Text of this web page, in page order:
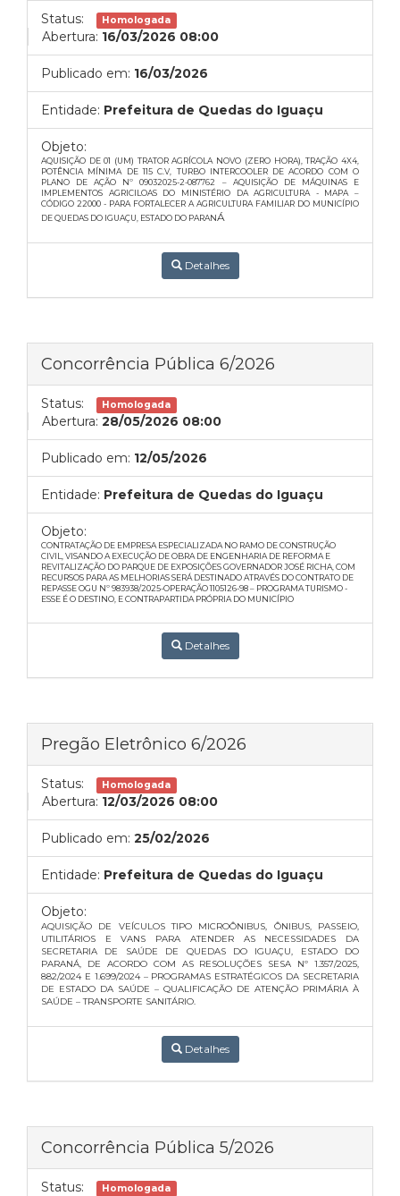
Status: Homologada
Abertura: 16/03/2026 08:00
Publicado em: 16/03/2026
Entidade: Prefeitura de Quedas do Iguaçu
Objeto:
AQUISIÇÃO DE 01 (UM) TRATOR AGRÍCOLA NOVO (ZERO HORA), TRAÇÃO 4X4,
POTÊNCIA MÍNIMA DE 115 C.V, TURBO INTERCOOLER DE ACORDO COM O
PLANO DE AÇÃO Nº 09032025-2-087762 – AQUISIÇÃO DE MÁQUINAS E
IMPLEMENTOS AGRICILOAS DO MINISTÉRIO DA AGRICULTURA - MAPA –
CÓDIGO 22000 - PARA FORTALECER A AGRICULTURA FAMILIAR DO MUNICÍPIO
DE QUEDAS DO IGUAÇU, ESTADO DO PARANÁ
Detalhes
Concorrência Pública 6/2026
Status: Homologada
Abertura: 28/05/2026 08:00
Publicado em: 12/05/2026
Entidade: Prefeitura de Quedas do Iguaçu
Objeto:
CONTRATAÇÃO DE EMPRESA ESPECIALIZADA NO RAMO DE CONSTRUÇÃO
CIVIL, VISANDO A EXECUÇÃO DE OBRA DE ENGENHARIA DE REFORMA E
REVITALIZAÇÃO DO PARQUE DE EXPOSIÇÕES GOVERNADOR JOSÉ RICHA, COM
RECURSOS PARA AS MELHORIAS SERÁ DESTINADO ATRAVÉS DO CONTRATO DE
REPASSE OGU Nº 983938/2025-OPERAÇÃO 1105126-98 – PROGRAMA TURISMO -
ESSE É O DESTINO, E CONTRAPARTIDA PRÓPRIA DO MUNICÍPIO
Detalhes
Pregão Eletrônico 6/2026
Status: Homologada
Abertura: 12/03/2026 08:00
Publicado em: 25/02/2026
Entidade: Prefeitura de Quedas do Iguaçu
Objeto:
AQUISIÇÃO DE VEÍCULOS TIPO MICROÔNIBUS, ÔNIBUS, PASSEIO,
UTILITÁRIOS E VANS PARA ATENDER AS NECESSIDADES DA
SECRETARIA DE SAÚDE DE QUEDAS DO IGUAÇU, ESTADO DO
PARANÁ, DE ACORDO COM AS RESOLUÇÕES SESA Nº 1.357/2025,
882/2024 E 1.699/2024 – PROGRAMAS ESTRATÉGICOS DA SECRETARIA
DE ESTADO DA SAÚDE – QUALIFICAÇÃO DE ATENÇÃO PRIMÁRIA À
SAÚDE – TRANSPORTE SANITÁRIO.
Detalhes
Concorrência Pública 5/2026
Status: Homologada